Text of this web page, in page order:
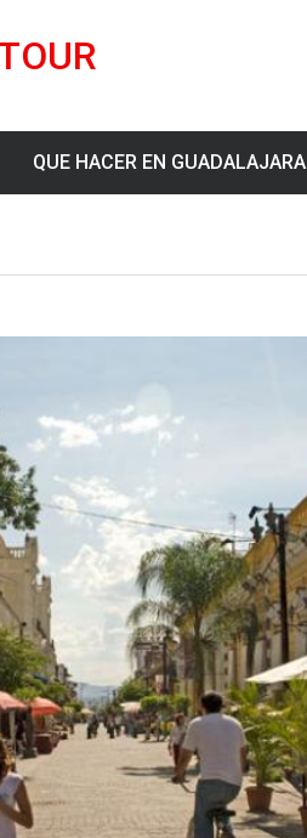
QUE HACER EN GUADALAJARA